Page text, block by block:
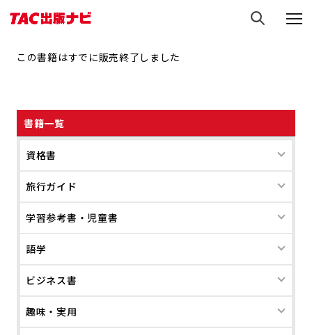
書籍一覧
資格書
旅行ガイド
学習参考書・児童書
語学
ビジネス書
趣味・実用
この書籍はすでに販売終了しました